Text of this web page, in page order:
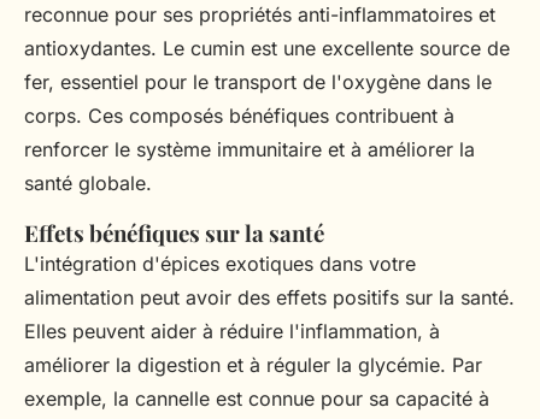
reconnue pour ses propriétés anti-inflammatoires et
antioxydantes. Le cumin est une excellente source de
fer, essentiel pour le transport de l'oxygène dans le
corps. Ces composés bénéfiques contribuent à
renforcer le système immunitaire et à améliorer la
santé globale.
Effets bénéfiques sur la santé
L'intégration d'épices exotiques dans votre
alimentation peut avoir des effets positifs sur la santé.
Elles peuvent aider à réduire l'inflammation, à
améliorer la digestion et à réguler la glycémie. Par
exemple, la cannelle est connue pour sa capacité à